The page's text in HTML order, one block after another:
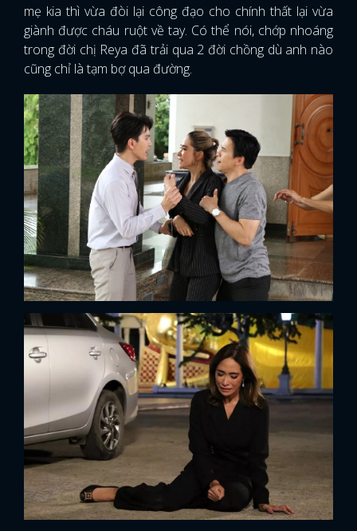
mẹ kia thì vừa đòi lại công đạo cho chính thất lại vừa
giành được cháu ruột về tay. Có thể nói, chớp nhoáng
trong đời chị Reya đã trải qua 2 đời chồng dù anh nào
cũng chỉ là tạm bợ qua đường.